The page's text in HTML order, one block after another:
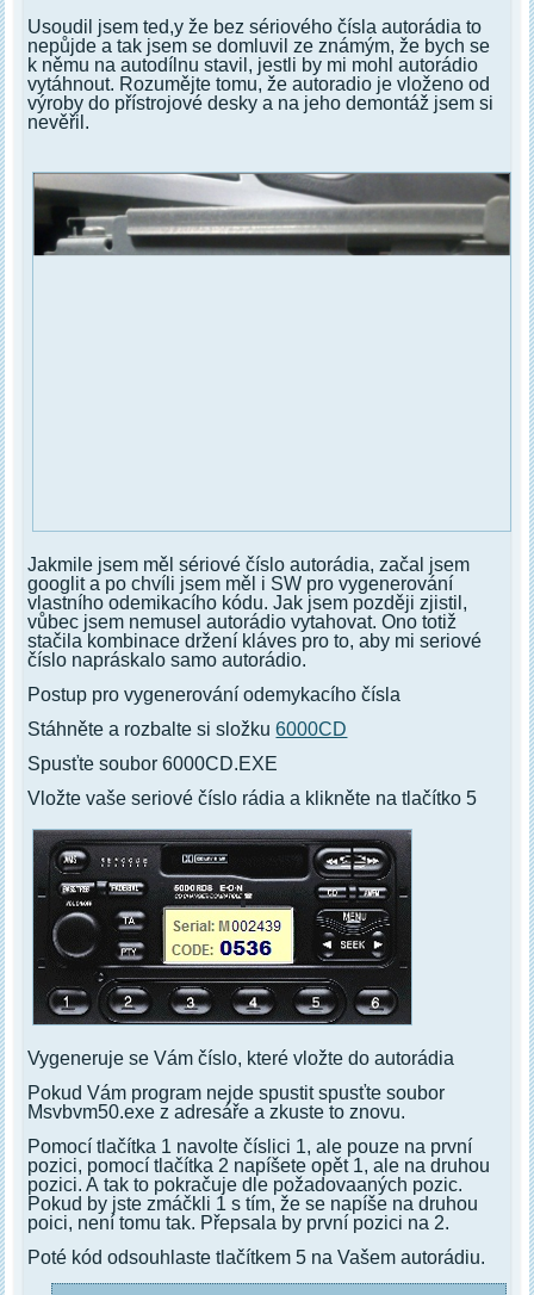
Usoudil jsem ted,y že bez sériového čísla autorádia to
nepůjde a tak jsem se domluvil ze známým, že bych se
k němu na autodílnu stavil, jestli by mi mohl autorádio
vytáhnout. Rozumějte tomu, že autoradio je vloženo od
výroby do přístrojové desky a na jeho demontáž jsem si
nevěřil.
Jakmile jsem měl sériové číslo autorádia, začal jsem
googlit a po chvíli jsem měl i SW pro vygenerování
vlastního odemikacího kódu. Jak jsem později zjistil,
vůbec jsem nemusel autorádio vytahovat. Ono totiž
stačila kombinace držení kláves pro to, aby mi seriové
číslo napráskalo samo autorádio.
Postup pro vygenerování odemykacího čísla
Stáhněte a rozbalte si složku6000CD
Spusťte soubor 6000CD.EXE
Vložte vaše seriové číslo rádia a klikněte na tlačítko 5
Vygeneruje se Vám číslo, které vložte do autorádia
Pokud Vám program nejde spustit spusťte soubor
Msvbvm50.exe z adresáře a zkuste to znovu.
Pomocí tlačítka 1 navolte číslici 1, ale pouze na první
pozici, pomocí tlačítka 2 napíšete opět 1, ale na druhou
pozici. A tak to pokračuje dle požadovaaných pozic.
Pokud by jste zmáčkli 1 s tím, že se napíše na druhou
poici, není tomu tak. Přepsala by první pozici na 2.
Poté kód odsouhlaste tlačítkem 5 na Vašem autorádiu.